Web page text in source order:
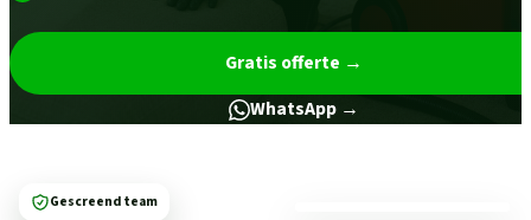
Gratis offerte →
WhatsApp →
Gescreend team